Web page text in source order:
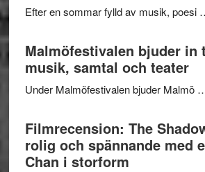
Efter en sommar fylld av musik, poesi
Malmöfestivalen bjuder in
musik, samtal och teater
Under Malmöfestivalen bjuder Malmö
Filmrecension: The
rolig och spännande med
Chan i storform